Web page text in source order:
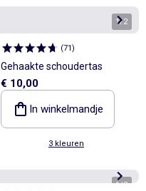
1/2
(71)
Gehaakte schoudertas
€ 10,00
In winkelmandje
3 kleuren
1/3